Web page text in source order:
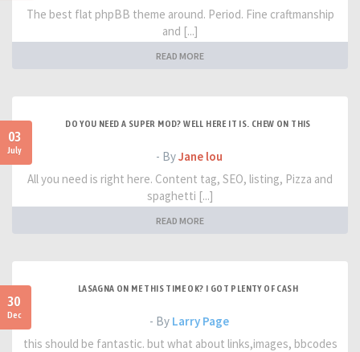
The best flat phpBB theme around. Period. Fine craftmanship
and [...]
READ MORE
03
July
DO YOU NEED A SUPER MOD? WELL HERE IT IS. CHEW ON THIS
- ByJane lou
All you need is right here. Content tag, SEO, listing, Pizza and
spaghetti [...]
READ MORE
30
Dec
LASAGNA ON ME THIS TIME OK? I GOT PLENTY OF CASH
- By Larry Page
this should be fantastic. but what about links,images, bbcodes